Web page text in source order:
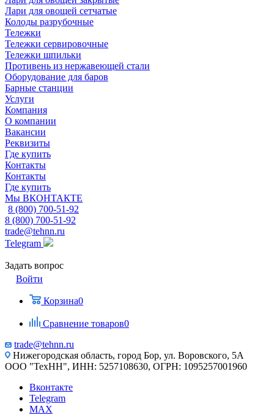
Лари для овощей сетчатые
Колоды разрубочные
Тележки
Тележки сервировочные
Тележки шпильки
Противень из нержавеющей стали
Оборудование для баров
Барные станции
Услуги
Компания
О компании
Вакансии
Реквизиты
Где купить
Контакты
Контакты
Где купить
Мы ВКОНТАКТЕ
8 (800) 700-51-92
8 (800) 700-51-92
trade@tehnn.ru
Telegram
Задать вопрос
Войти
Корзина0
Сравнение товаров0
trade@tehnn.ru
Нижегородская область, город Бор, ул. Воровского, 5А
ООО "ТехНН", ИНН: 5257108630, ОГРН: 1095257001960
Вконтакте
Telegram
MAX